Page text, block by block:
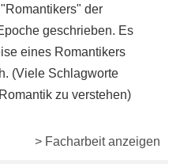
der
geschrieben. Es
eines Romantikers
(Viele Schlagworte
zu verstehen)
> Facharbeit anzeigen